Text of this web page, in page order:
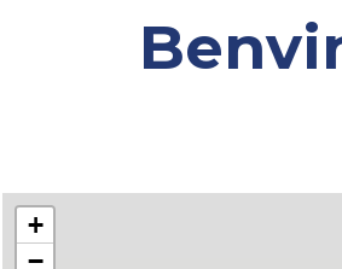
+
−